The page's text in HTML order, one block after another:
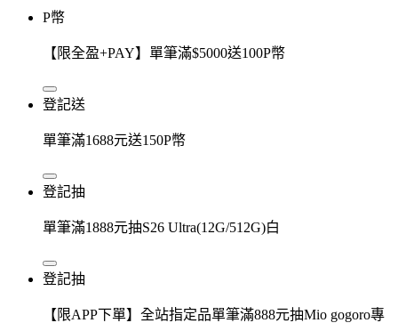
P幣
【限全盈+PAY】單筆滿$5000送100P幣
登記送
單筆滿1688元送150P幣
登記抽
單筆滿1888元抽S26 Ultra(12G/512G)白
登記抽
【限APP下單】全站指定品單筆滿888元抽Mio gogoro專